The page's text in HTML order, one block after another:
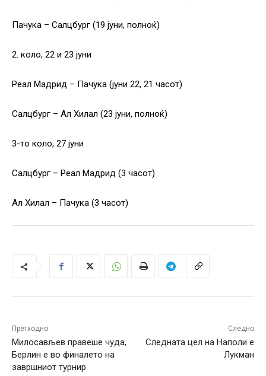
Пачука – Салцбург (19 јуни, полноќ)
2. коло, 22 и 23 јуни
Реал Мадрид – Пачука (јуни 22, 21 часот)
Салцбург – Ал Хилал (23 јуни, полноќ)
3-то коло, 27 јуни
Салцбург – Реал Мадрид (3 часот)
Ал Хилал – Пачука (3 часот)
Претходно
Милосављев правеше чуда,
Берлин е во финалето на
завршниот турнир
Следно
Следната цел на Наполи е
Лукман